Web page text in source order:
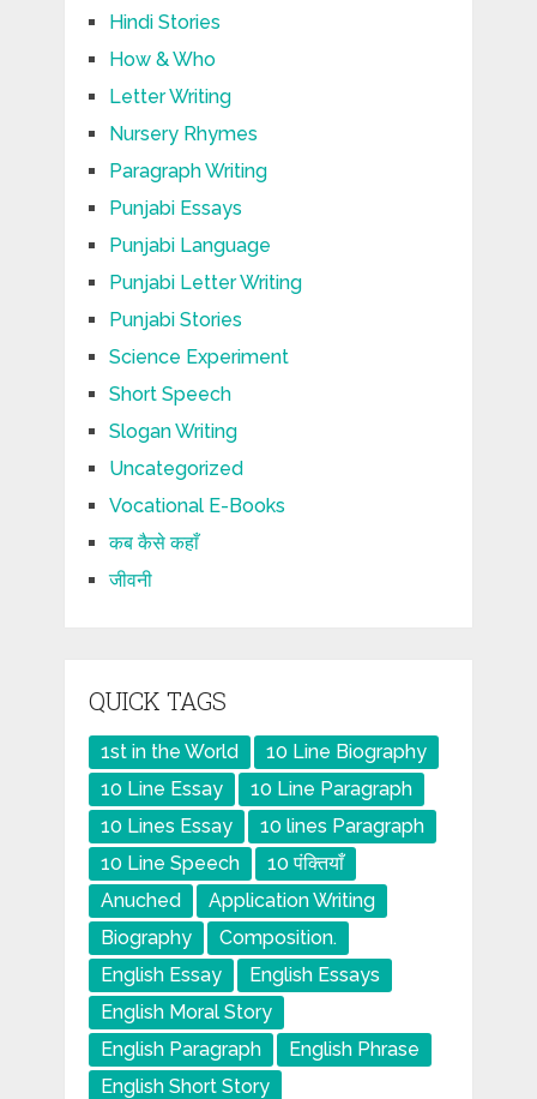
Hindi Stories
How & Who
Letter Writing
Nursery Rhymes
Paragraph Writing
Punjabi Essays
Punjabi Language
Punjabi Letter Writing
Punjabi Stories
Science Experiment
Short Speech
Slogan Writing
Uncategorized
Vocational E-Books
कब कैसे कहाँ
जीवनी
QUICK TAGS
1st in the World
10 Line Biography
10 Line Essay
10 Line Paragraph
10 Lines Essay
10 lines Paragraph
10 Line Speech
10 पंक्तियाँ
Anuched
Application Writing
Biography
Composition.
English Essay
English Essays
English Moral Story
English Paragraph
English Phrase
English Short Story